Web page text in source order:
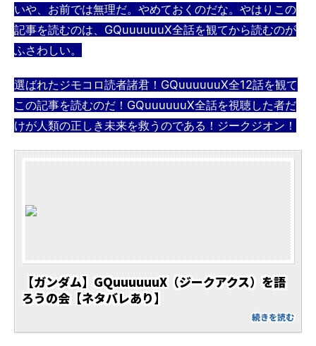
いや、お前では無理だ。やめておくのだな。やはりこの
記事を読むのは、GQuuuuuuX全話を観てから読むのが
ふさわしい。
選ばれたジモコロ読者諸君！GQuuuuuuX全12話を観て
この記事を読むのだ！GQuuuuuuX全話を視聴した者だ
けが人類の正しき未来を救うのである！ジークジオン！
【ガンダム】GQuuuuuuX（ジークアクス）を語
ろうの会【ネタバレあり】
続きを読む